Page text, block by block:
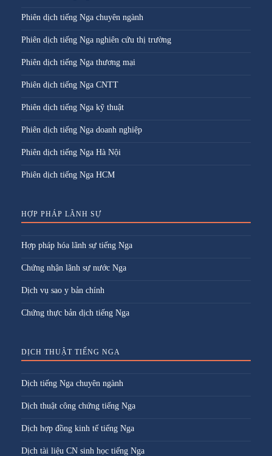
Phiên dịch tiếng Nga chuyên ngành
Phiên dịch tiếng Nga nghiên cứu thị trường
Phiên dịch tiếng Nga thương mại
Phiên dịch tiếng Nga CNTT
Phiên dịch tiếng Nga kỹ thuật
Phiên dịch tiếng Nga doanh nghiệp
Phiên dịch tiếng Nga Hà Nội
Phiên dịch tiếng Nga HCM
HỢP PHÁP LÃNH SỰ
Hợp pháp hóa lãnh sự tiếng Nga
Chứng nhận lãnh sự nước Nga
Dịch vụ sao y bản chính
Chứng thực bản dịch tiếng Nga
DỊCH THUẬT TIẾNG NGA
Dịch tiếng Nga chuyên ngành
Dịch thuật công chứng tiếng Nga
Dịch hợp đồng kinh tế tiếng Nga
Dịch tài liệu CN sinh học tiếng Nga